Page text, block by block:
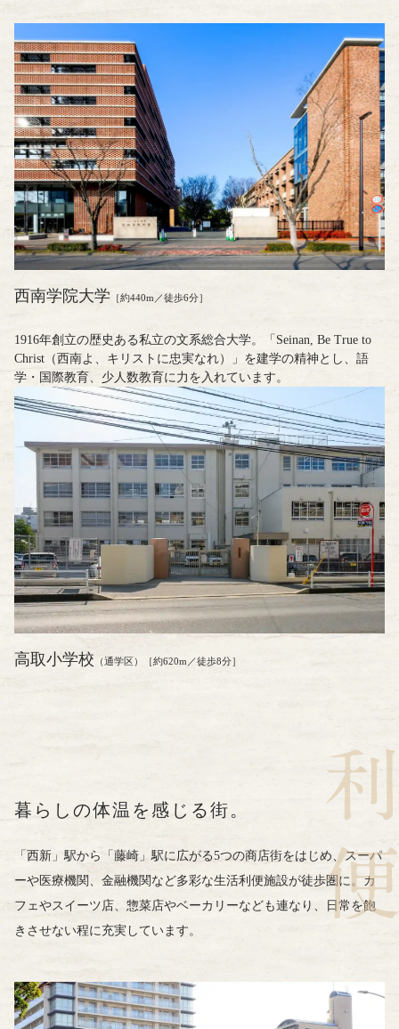
高取小学校 （通学区）［約620m／徒歩8分］
西南学院大学 ［約440m／徒歩6分］
1916年創立の歴史ある私立の文系総合大学。「Seinan, Be True to
Christ（西南よ、キリストに忠実なれ）」を建学の精神とし、語
学・国際教育、少人数教育に力を入れています。
暮らしの体温を感じる街。
「西新」駅から「藤崎」駅に広がる5つの商店街をはじめ、スーパ
ーや医療機関、金融機関など多彩な生活利便施設が徒歩圏に。カ
フェやスイーツ店、惣菜店やベーカリーなども連なり、
日常を飽
きさせない程に充実しています。